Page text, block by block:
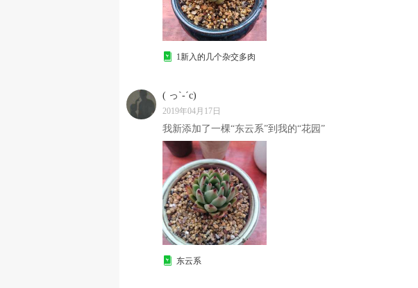
1新入的几个杂交多肉
( っ`-´c)
2019年04月17日
我新添加了一棵“东云系”到我的“花园”
东云系